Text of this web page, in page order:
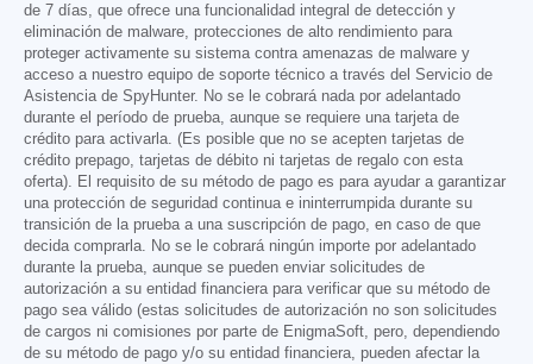
de 7 días, que ofrece una funcionalidad integral de detección y
eliminación de malware, protecciones de alto rendimiento para
proteger activamente su sistema contra amenazas de malware y
acceso a nuestro equipo de soporte técnico a través del Servicio de
Asistencia de SpyHunter. No se le cobrará nada por adelantado
durante el período de prueba, aunque se requiere una tarjeta de
crédito para activarla. (Es posible que no se acepten tarjetas de
crédito prepago, tarjetas de débito ni tarjetas de regalo con esta
oferta). El requisito de su método de pago es para ayudar a garantizar
una protección de seguridad continua e ininterrumpida durante su
transición de la prueba a una suscripción de pago, en caso de que
decida comprarla. No se le cobrará ningún importe por adelantado
durante la prueba, aunque se pueden enviar solicitudes de
autorización a su entidad financiera para verificar que su método de
pago sea válido (estas solicitudes de autorización no son solicitudes
de cargos ni comisiones por parte de EnigmaSoft, pero, dependiendo
de su método de pago y/o su entidad financiera, pueden afectar la